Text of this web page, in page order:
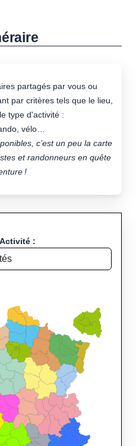
partagés par vous ou
par critères tels que le lieu,
type d'activité :
vélo…
c’est un peu la carte
et randonneurs en quête
!
: